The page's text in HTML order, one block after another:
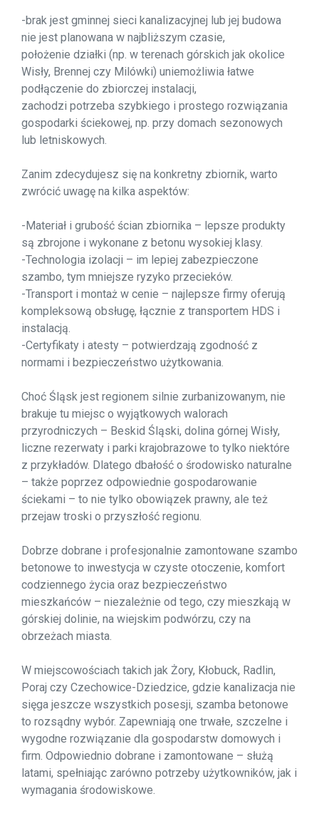
-brak jest gminnej sieci kanalizacyjnej lub jej budowa
nie jest planowana w najbliższym czasie,
położenie działki (np. w terenach górskich jak okolice
Wisły, Brennej czy Milówki) uniemożliwia łatwe
podłączenie do zbiorczej instalacji,
zachodzi potrzeba szybkiego i prostego rozwiązania
gospodarki ściekowej, np. przy domach sezonowych
lub letniskowych.
Zanim zdecydujesz się na konkretny zbiornik, warto
zwrócić uwagę na kilka aspektów:
-Materiał i grubość ścian zbiornika – lepsze produkty
są zbrojone i wykonane z betonu wysokiej klasy.
-Technologia izolacji – im lepiej zabezpieczone
szambo, tym mniejsze ryzyko przecieków.
-Transport i montaż w cenie – najlepsze firmy oferują
kompleksową obsługę, łącznie z transportem HDS i
instalacją.
-Certyfikaty i atesty – potwierdzają zgodność z
normami i bezpieczeństwo użytkowania.
Choć Śląsk jest regionem silnie zurbanizowanym, nie
brakuje tu miejsc o wyjątkowych walorach
przyrodniczych – Beskid Śląski, dolina górnej Wisły,
liczne rezerwaty i parki krajobrazowe to tylko niektóre
z przykładów. Dlatego dbałość o środowisko naturalne
– także poprzez odpowiednie gospodarowanie
ściekami – to nie tylko obowiązek prawny, ale też
przejaw troski o przyszłość regionu.
Dobrze dobrane i profesjonalnie zamontowane szambo
betonowe to inwestycja w czyste otoczenie, komfort
codziennego życia oraz bezpieczeństwo
mieszkańców – niezależnie od tego, czy mieszkają w
górskiej dolinie, na wiejskim podwórzu, czy na
obrzeżach miasta.
W miejscowościach takich jak Żory, Kłobuck, Radlin,
Poraj czy Czechowice-Dziedzice, gdzie kanalizacja nie
sięga jeszcze wszystkich posesji, szamba betonowe
to rozsądny wybór. Zapewniają one trwałe, szczelne i
wygodne rozwiązanie dla gospodarstw domowych i
firm. Odpowiednio dobrane i zamontowane – służą
latami, spełniając zarówno potrzeby użytkowników, jak i
wymagania środowiskowe.